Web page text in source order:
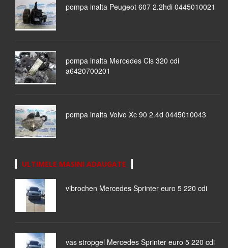
pompa inalta Peugeot 607 2.2hdi 0445010021
pompa inalta Mercedes Cls 320 cdi
a6420700201
pompa inalta Volvo Xc 90 2.4d 0445010043
ULTIMELE MASINI ADAUGATE
vibrochen Mercedes Sprinter euro 5 220 cdi
vas stropgel Mercedes Sprinter euro 5 220 cdi